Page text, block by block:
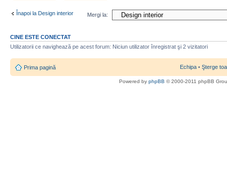
Înapoi la Design interior Mergi la:
CINE ESTE CONECTAT
Utilizatorii ce navighează pe acest forum: Niciun utilizator înregistrat şi 2 vizitatori
Prima pagină Echipa • Şterge
Powered by phpBB © 2000-2011 phpBB